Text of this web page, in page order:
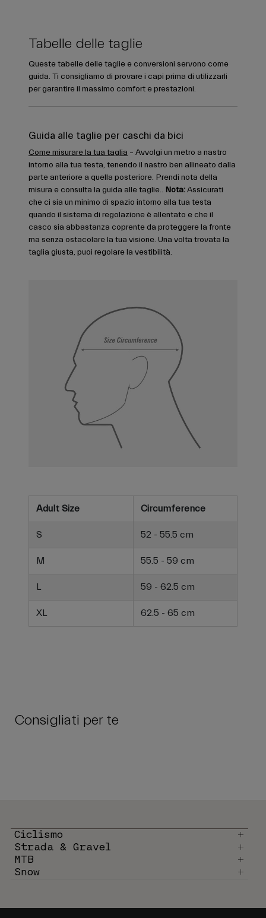
Tabelle delle taglie
Queste tabelle delle taglie e conversioni servono come
guida. Ti consigliamo di provare i capi prima di utilizzarli
per garantire il massimo comfort e prestazioni.
Guida alle taglie per caschi da bici
Come misurare la tua taglia – Avvolgi un metro a nastro
intorno alla tua testa, tenendo il nastro ben allineato dalla
parte anteriore a quella posteriore. Prendi nota della
misura e consulta la guida alle taglie.. Nota:Assicurati
che ci sia un minimo di spazio intorno alla tua testa
quando il sistema di regolazione è allentato e che il
casco sia abbastanza coprente da proteggere la fronte
ma senza ostacolare la tua visione. Una volta trovata la
taglia giusta, puoi regolare la vestibilità.
Adult Size Circumference
S 52 - 55.5 cm
M 55.5 - 59 cm
L 59 - 62.5 cm
XL 62.5 - 65 cm
Consigliati per te
Ciclismo
Strada & Gravel
MTB
Snow